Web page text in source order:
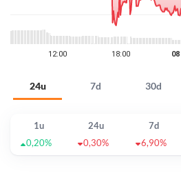
24u 7d 30d
1u 24u 7d
0,20%
0,30% 6,90%